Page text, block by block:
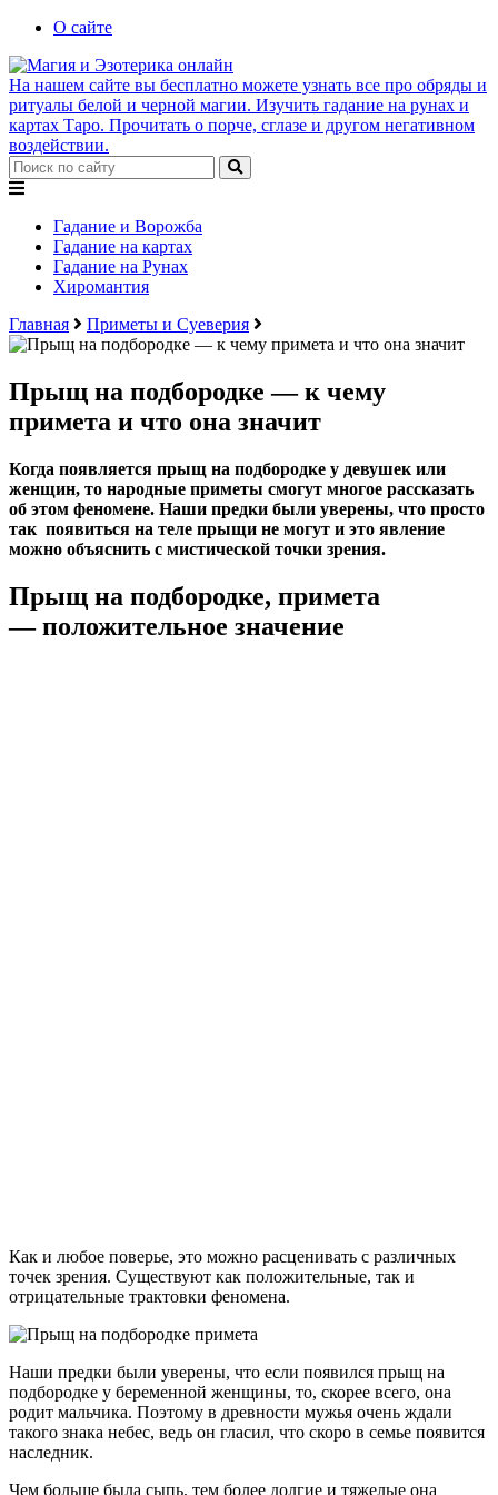
О сайте
На нашем сайте вы бесплатно можете узнать все про обряды и
ритуалы белой и черной магии. Изучить гадание на рунах и
картах Таро. Прочитать о порче, сглазе и другом негативном
воздействии.
Гадание и Ворожба
Гадание на картах
Гадание на Рунах
Хиромантия
Главная
Приметы и Суеверия
Прыщ на подбородке — к чему
примета и что она значит
Когда появляется прыщ на подбородке у девушек или
женщин, то народные приметы смогут многое рассказать
об этом феномене. Наши предки были уверены, что просто
так появиться на теле прыщи не могут и это явление
можно объяснить с мистической точки зрения.
Прыщ на подбородке, примета
— положительное значение
Как и любое поверье, это можно расценивать с различных
точек зрения. Существуют как положительные, так и
отрицательные трактовки феномена.
Наши предки были уверены, что если появился прыщ на
подбородке у беременной женщины, то, скорее всего, она
родит мальчика. Поэтому в древности мужья очень ждали
такого знака небес, ведь он гласил, что скоро в семье появится
наследник.
Чем больше была сыпь, тем более долгие и тяжелые она